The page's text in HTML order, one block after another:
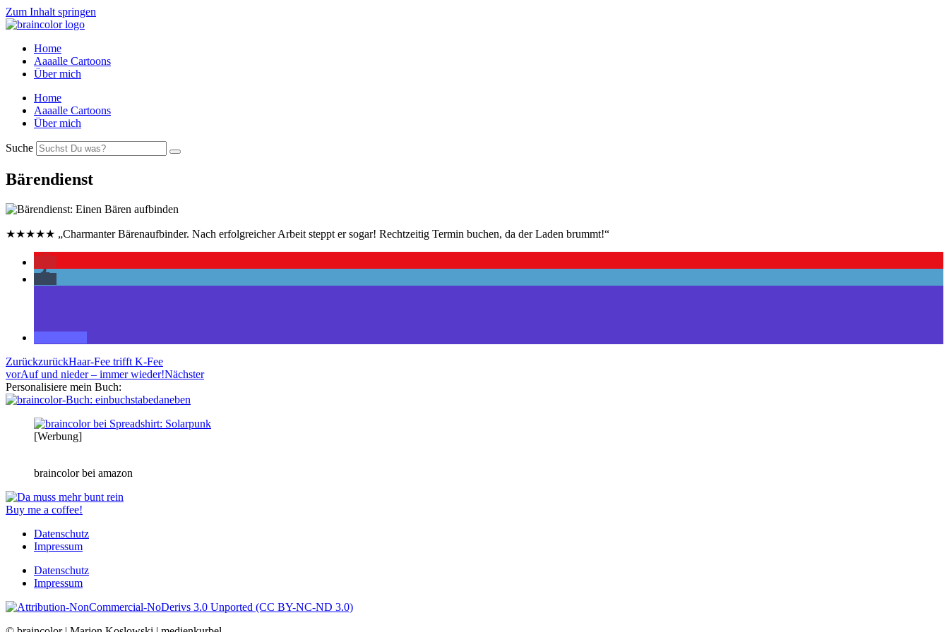
Zum Inhalt springen
Home
Aaaalle Cartoons
Über mich
Home
Aaaalle Cartoons
Über mich
Suche
Bärendienst
★★★★★ „Charmanter Bärenaufbinder. Nach erfolgreicher Arbeit steppt er sogar! Rechtzeitig Termin buchen, da der Laden brummt!“
ZurückzurückHaar-Fee trifft K-Fee
vorAuf und nieder – immer wieder!Nächster
Personalisiere mein Buch:
[Werbung]
braincolor bei amazon
Buy me a coffee!
Datenschutz
Impressum
Datenschutz
Impressum